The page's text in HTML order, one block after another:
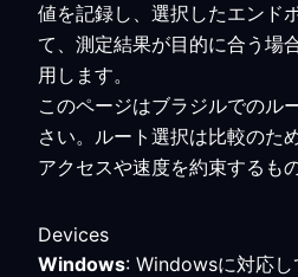
値を記録し、選択したエンド
て、測定結果が目的に合う場
用します。
このページはブラジルでのル
さい。ルート選択は比較のた
アクセスや速度を約束するも
Devices
Windows: Windowsに対応し